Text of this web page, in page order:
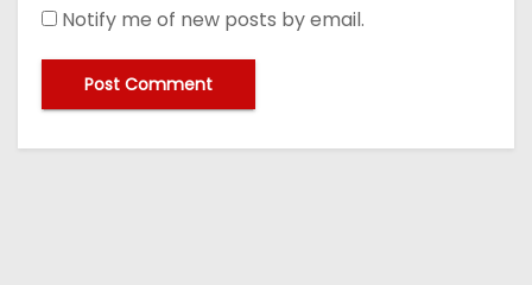
Notify me of new posts by email.